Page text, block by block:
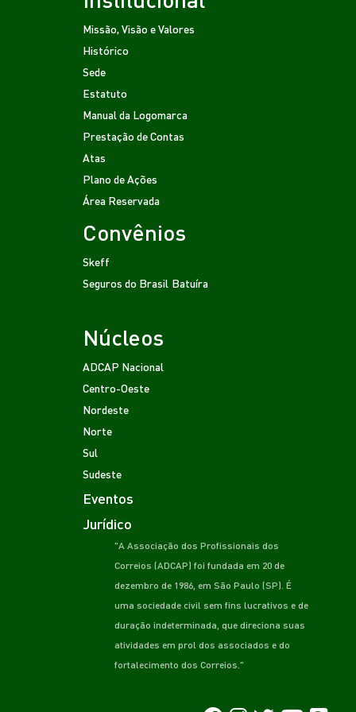
Missão, Visão e Valores
Histórico
Sede
Estatuto
Manual da Logomarca
Prestação de Contas
Atas
Plano de Ações
Área Reservada
Convênios
Skeff
Seguros do Brasil Batuíra
Núcleos
ADCAP Nacional
Centro-Oeste
Nordeste
Norte
Sul
Sudeste
Eventos
Jurídico
"A Associação dos Profissionais dos
Correios (ADCAP) foi fundada em 20 de
dezembro de 1986, em São Paulo (SP). É
uma sociedade civil sem fins lucrativos e de
duração indeterminada, que direciona suas
atividades em prol dos associados e do
fortalecimento dos Correios."